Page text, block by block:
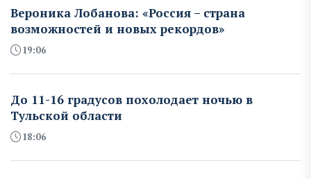
Вероника Лобанова: «Россия – страна
возможностей и новых рекордов»
19:06
До 11-16 градусов похолодает ночью в
Тульской области
18:06